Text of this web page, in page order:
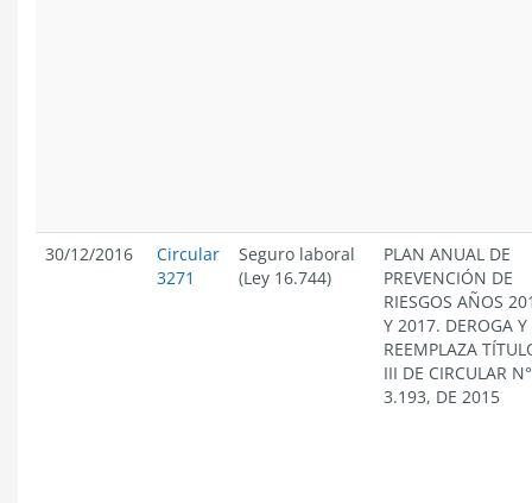
30/12/2016
Circular
3271
Seguro laboral
(Ley 16.744)
PLAN ANUAL DE
PREVENCIÓN DE
RIESGOS AÑOS
Y 2017. DEROGA Y
REEMPLAZA
III DE CIRCULAR N°
3.193, DE 2015